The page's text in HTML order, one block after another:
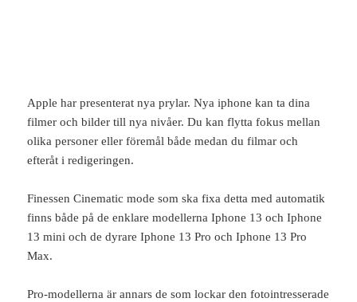
Apple har presenterat nya prylar. Nya iphone kan ta dina
filmer och bilder till nya nivåer. Du kan flytta fokus mellan
olika personer eller föremål både medan du filmar och
efteråt i redigeringen.
Finessen Cinematic mode som ska fixa detta med automatik
finns både på de enklare modellerna Iphone 13 och Iphone
13 mini och de dyrare Iphone 13 Pro och Iphone 13 Pro
Max.
Pro-modellerna är annars de som lockar den fotointresserade